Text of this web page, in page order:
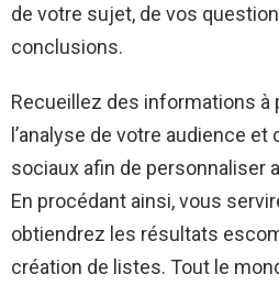
de votre sujet, de vos
conclusions.
Recueillez des informations à
l’analyse de votre audience
sociaux afin de personnaliser
En procédant ainsi, vous
obtiendrez les résultats
création de listes. Tout le